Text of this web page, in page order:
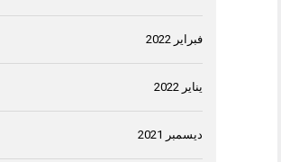
فبراير 2022
يناير 2022
ديسمبر 2021